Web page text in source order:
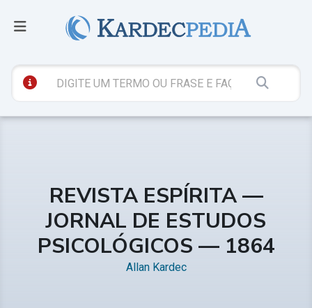
REVISTA ESPÍRITA —
JORNAL DE ESTUDOS
PSICOLÓGICOS — 1864
Allan Kardec